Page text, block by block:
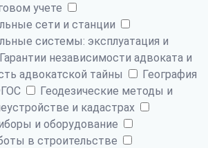
учете
сети и станции
системы: эксплуатация и
Гарантии независимости адвоката и
адвокатской тайны
География
Геодезические методы и
и кадастрах
и оборудование
в строительстве